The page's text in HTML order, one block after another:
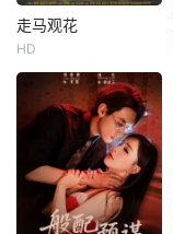
走马观花
HD